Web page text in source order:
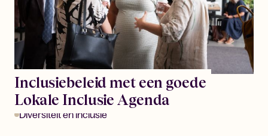
Inclusiebeleid met een goede
Lokale Inclusie Agenda
Diversiteit en inclusie